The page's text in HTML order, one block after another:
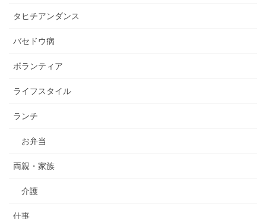
タヒチアンダンス
バセドウ病
ボランティア
ライフスタイル
ランチ
お弁当
両親・家族
介護
仕事